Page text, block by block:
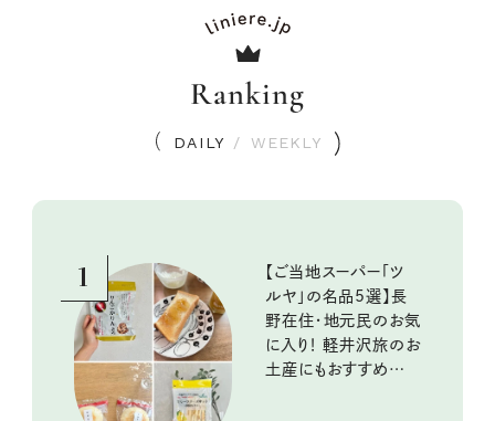
Ranking
DAILY / WEEKLY
1
【ご当地スーパー「ツ
ルヤ」の名品5選】長
野在住・地元民のお気
に入り！ 軽井沢旅のお
土産にもおすすめのお